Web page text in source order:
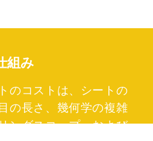
組み
のコストは、シートの
の長さ、幾何学の複雑
ングスコープ、および